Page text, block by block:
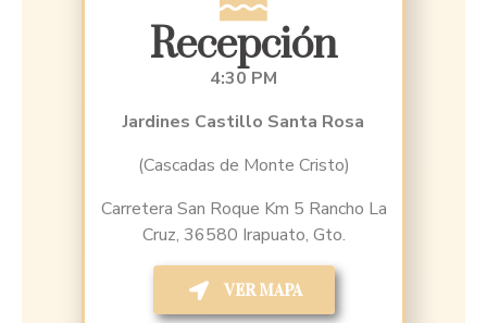
Recepción
4:30 PM
Jardines Castillo Santa Rosa
(Cascadas de Monte Cristo)
Carretera San Roque Km 5 Rancho La
Cruz, 36580 Irapuato, Gto.
VER MAPA